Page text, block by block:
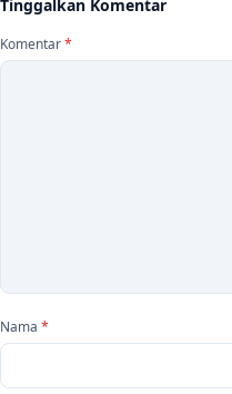
Tinggalkan Komentar
Komentar*
Nama *